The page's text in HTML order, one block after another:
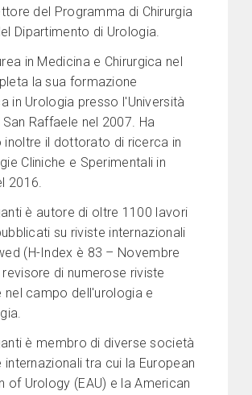
del Programma di Chirurgia
Dipartimento di Urologia.
in Medicina e Chirurgica nel
la sua formazione
in Urologia presso l'Università
Raffaele nel 2007. Ha
inoltre il dottorato di ricerca in
Cliniche e Sperimentali in
2016.
è autore di oltre 1100 lavori
su riviste internazionali
(H-Index è 83 – Novembre
di numerose riviste
nel campo dell'urologia e
è membro di diverse società
tra cui la European
of Urology (EAU) e la American